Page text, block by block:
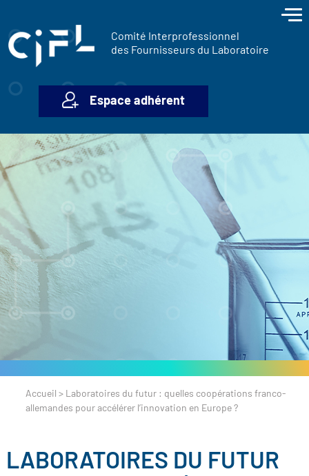
Comité Interprofessionnel
des Fournisseurs du Laboratoire
Espace adhérent
Accueil > Laboratoires du futur : quelles coopérations franco-
allemandes pour accélérer l’innovation en Europe ?
LABORATOIRES DU FUTUR